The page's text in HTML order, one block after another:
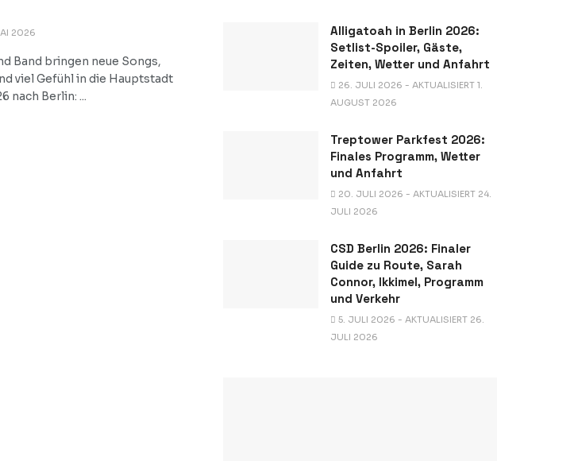
2026
Band bringen neue Songs,
viel Gefühl in die Hauptstadt
nach Berlin: ...
Alligatoah in Berlin 2026:
Setlist-Spoiler, Gäste,
Zeiten, Wetter und Anfahrt
26. JULI 2026 - AKTUALISIERT 1.
AUGUST 2026
Treptower Parkfest 2026:
Finales Programm, Wetter
und Anfahrt
20. JULI 2026 - AKTUALISIERT 24.
JULI 2026
CSD Berlin 2026: Finaler
Guide zu Route, Sarah
Connor, Ikkimel, Programm
und Verkehr
5. JULI 2026 - AKTUALISIERT 26.
JULI 2026